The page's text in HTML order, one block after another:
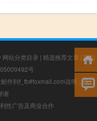
网站分类目录 | 精选推荐文章 | 网站
号
件到f_fb#foxmail.com说明，我们
谢
性广告及商业合作